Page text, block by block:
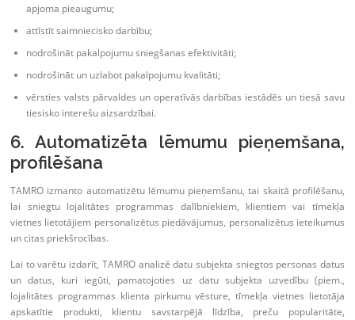
apjoma pieaugumu;
attīstīt saimniecisko darbību;
nodrošināt pakalpojumu sniegšanas efektivitāti;
nodrošināt un uzlabot pakalpojumu kvalitāti;
vērsties valsts pārvaldes un operatīvās darbības iestādēs un tiesā savu
tiesisko interešu aizsardzībai.
6. Automatizēta lēmumu pieņemšana,
profilēšana
TAMRO izmanto automatizētu lēmumu pieņemšanu, tai skaitā profilēšanu,
lai sniegtu lojalitātes programmas dalībniekiem, klientiem vai tīmekļa
vietnes lietotājiem personalizētus piedāvājumus, personalizētus ieteikumus
un citas priekšrocības.
Lai to varētu izdarīt, TAMRO analizē datu subjekta sniegtos personas datus
un datus, kuri iegūti, pamatojoties uz datu subjekta uzvedību (piem.,
lojalitātes programmas klienta pirkumu vēsture, tīmekļa vietnes lietotāja
apskatītie produkti, klientu savstarpējā līdzība, preču popularitāte,